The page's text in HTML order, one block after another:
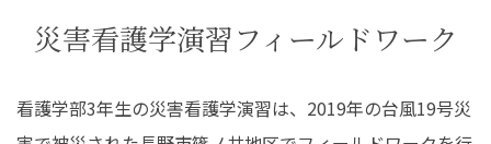
図書館
学生支援
受験生サイト
学びの特徴
災害看護学演習フィールドワーク
看護学部3年生の災害看護学演習は、2019年の台風19号災